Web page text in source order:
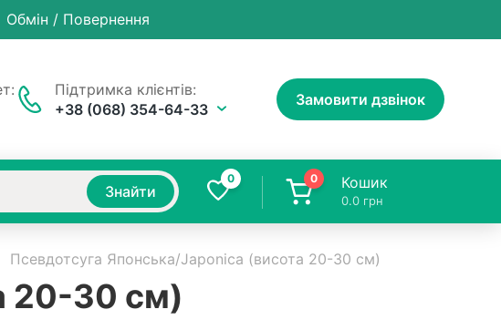
Обмін / Повернення
Підтримка клієнтів:
+38 (068) 354-64-33
Замовити дзвінок
Знайти
0 0 Кошик
0.0 грн
Псевдотсуга Японська/Japonica (висота 20-30 см)
20-30 см)